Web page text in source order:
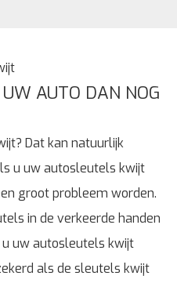
AUTO DAN NOG
Dat kan natuurlijk
u uw autosleutels kwijt
groot probleem worden.
in de verkeerde handen
uw autosleutels kwijt
als de sleutels kwijt